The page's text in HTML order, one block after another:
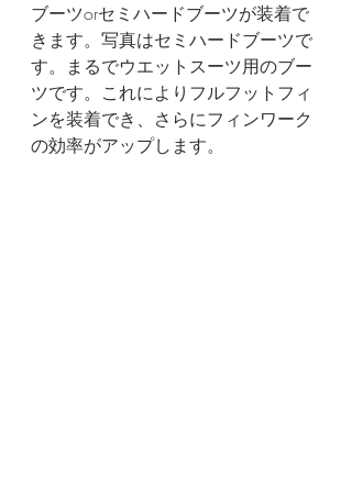
ブーツorセミハードブーツが装着で
きます。写真はセミハードブーツで
す。まるでウエットスーツ用のブー
ツです。これによりフルフットフィ
ンを装着でき、さらにフィンワーク
の効率がアップします。